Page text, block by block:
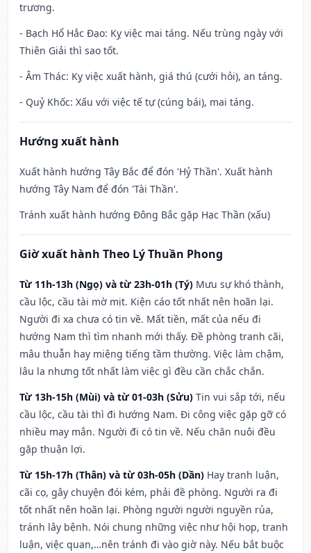
trương.
- Bạch Hổ Hắc Đạo: Kỵ việc mai táng. Nếu trùng ngày với
Thiên Giải thì sao tốt.
- Âm Thác: Kỵ việc xuất hành, giá thú (cưới hỏi), an táng.
- Quỷ Khốc: Xấu với việc tế tự (cúng bái), mai táng.
Hướng xuất hành
Xuất hành hướng Tây Bắc để đón 'Hỷ Thần'. Xuất hành
hướng Tây Nam để đón 'Tài Thần'.
Tránh xuất hành hướng Đông Bắc gặp Hạc Thần (xấu)
Giờ xuất hành Theo Lý Thuần Phong
Từ 11h-13h (Ngọ) và từ 23h-01h (Tý) Mưu sự khó thành,
cầu lộc, cầu tài mờ mịt. Kiện cáo tốt nhất nên hoãn lại.
Người đi xa chưa có tin về. Mất tiền, mất của nếu đi
hướng Nam thì tìm nhanh mới thấy. Đề phòng tranh cãi,
mâu thuẫn hay miệng tiếng tầm thường. Việc làm chậm,
lâu la nhưng tốt nhất làm việc gì đều cần chắc chắn.
Từ 13h-15h (Mùi) và từ 01-03h (Sửu) Tin vui sắp tới, nếu
cầu lộc, cầu tài thì đi hướng Nam. Đi công việc gặp gỡ có
nhiều may mắn. Người đi có tin về. Nếu chăn nuôi đều
gặp thuận lợi.
Từ 15h-17h (Thân) và từ 03h-05h (Dần) Hay tranh luận,
cãi cọ, gây chuyện đói kém, phải đề phòng. Người ra đi
tốt nhất nên hoãn lại. Phòng người người nguyền rủa,
tránh lây bệnh. Nói chung những việc như hội họp, tranh
luận, việc quan,…nên tránh đi vào giờ này. Nếu bắt buộc